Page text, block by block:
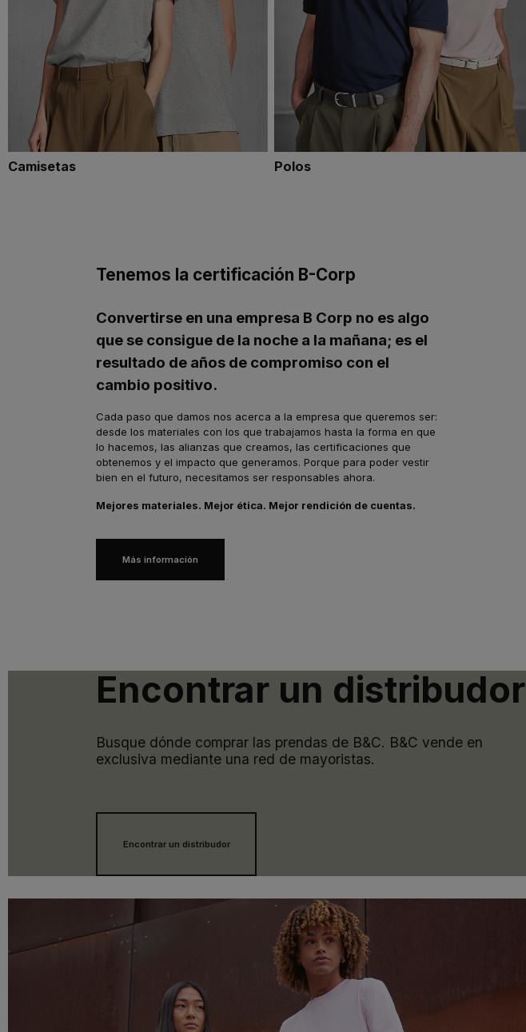
Camisetas Polos
Tenemos la certificación B-Corp
Convertirse en una empresa B Corp no es algo
que se consigue de la noche a la mañana; es el
resultado de años de compromiso con el
cambio positivo.
Cada paso que damos nos acerca a la empresa que queremos ser:
desde los materiales con los que trabajamos hasta la forma en que
lo hacemos, las alianzas que creamos, las certificaciones que
obtenemos y el impacto que generamos. Porque para poder vestir
bien en el futuro, necesitamos ser responsables ahora.
Mejores materiales. Mejor ética. Mejor rendición de cuentas.
Más información
Encontrar un distribudor
Busque dónde comprar las prendas de B&C. B&C vende en
exclusiva mediante una red de mayoristas.
Encontrar un distribudor